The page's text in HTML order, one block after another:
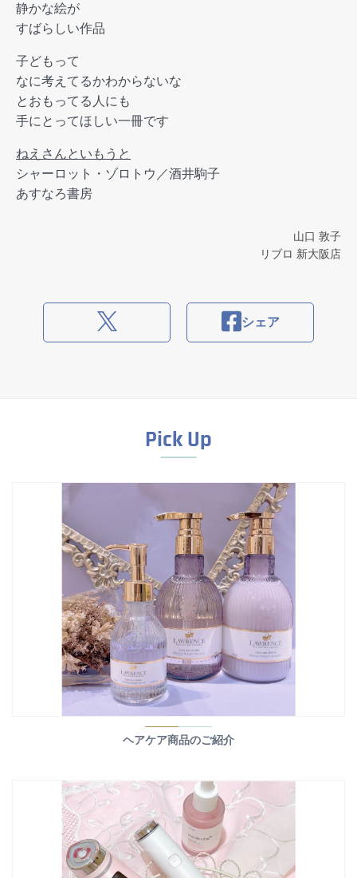
静かな絵が
すばらしい作品
子どもって
なに考えてるかわからないな
とおもってる人にも
手にとってほしい一冊です
ねえさんといもうと
シャーロット・ゾロトウ／酒井駒子
あすなろ書房
山口 敦子
リブロ 新大阪店
シェア
Pick Up
ヘアケア商品のご紹介